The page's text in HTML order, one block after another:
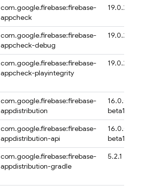
com.google.firebase:firebase-
appcheck
19.0.2
com.google.firebase:firebase-
appcheck-debug
19.0.2
com.google.firebase:firebase-
appcheck-playintegrity
19.0.2
com.google.firebase:firebase-
appdistribution
16.0.0-
beta17
com.google.firebase:firebase-
appdistribution-api
16.0.0-
beta17
com.google.firebase:firebase-
appdistribution-gradle
5.2.1